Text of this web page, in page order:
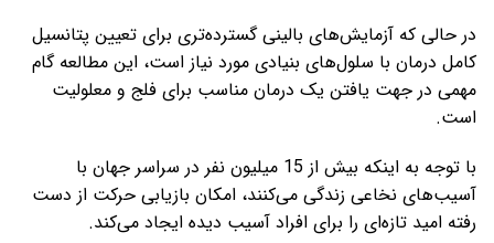
در حالی که آزمایش‌های بالینی گسترده‌تری برای تعیین پتانسیل
کامل درمان با سلول‌های بنیادی مورد نیاز است، این مطالعه گام
مهمی در جهت یافتن یک درمان مناسب برای فلج و معلولیت
است.
با توجه به اینکه بیش از 15 میلیون نفر در سراسر جهان با
آسیب‌های نخاعی زندگی می‌کنند، امکان بازیابی حرکت از دست
رفته امید تازه‌ای را برای افراد آسیب دیده ایجاد می‌کند.